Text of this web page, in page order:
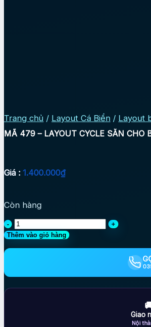
Trang chủ / Layout Cá Biển / Layout
MÃ 479 – LAYOUT CYCLE SẴN CHO
Giá : 1.400.000₫
Còn hàng
MÃ
479
-
Thêm vào giỏ hàng
Giao
Nội